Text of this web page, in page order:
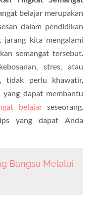
belajar merupakan
dalam pendidikan
jarang kita mengalami
semangat tersebut.
stres, atau
tidak perlu khawatir,
yang dapat membantu
belajarseseorang.
yang dapat Anda
Bangsa Melalui